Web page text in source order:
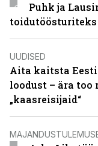
Puhk ja
toidutöösturiteks
UUDISED
Aita kaitsta
loodust – ära
„kaasreisijaid“